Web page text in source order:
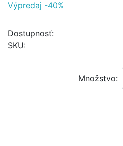
Výpredaj -40%
Dostupnosť:
SKU:
Množstvo: